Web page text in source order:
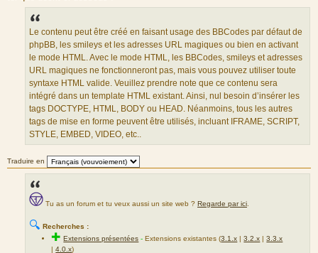
Le contenu peut être créé en faisant usage des BBCodes par défaut de
phpBB, les smileys et les adresses URL magiques ou bien en activant
le mode HTML. Avec le mode HTML, les BBCodes, smileys et adresses
URL magiques ne fonctionneront pas, mais vous pouvez utiliser toute
syntaxe HTML valide. Veuillez prendre note que ce contenu sera
intégré dans un template HTML existant. Ainsi, nul besoin d’insérer les
tags DOCTYPE, HTML, BODY ou HEAD. Néanmoins, tous les autres
tags de mise en forme peuvent être utilisés, incluant IFRAME, SCRIPT,
STYLE, EMBED, VIDEO, etc..
Traduire en
Tu as un forum et tu veux aussi un site web ? Regarde par ici.
🔍 Recherches :
✚Extensions présentées - Extensions existantes (3.1.x |3.2.x |3.3.x
|4.0.x)